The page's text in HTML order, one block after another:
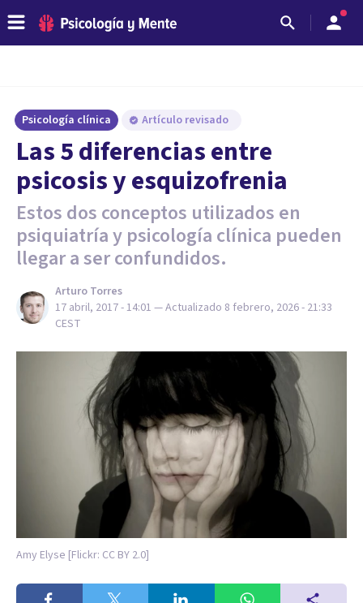
Psicología clínica Artículo revisado
Las 5 diferencias entre
psicosis y esquizofrenia
Estos dos conceptos utilizados en
psiquiatría y psicología clínica pueden
llegar a ser confundidos.
Arturo Torres
17 abril, 2017 - 14:01 — Actualizado 8 febrero, 2026 - 21:33
CEST
Amy Elyse [Flickr: CC BY 2.0]